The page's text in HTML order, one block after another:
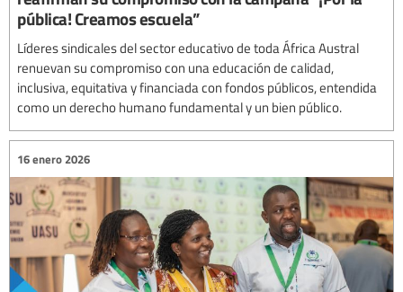
pública! Creamos escuela”
Líderes sindicales del sector educativo de toda África Austral
renuevan su compromiso con una educación de calidad,
inclusiva, equitativa y financiada con fondos públicos, entendida
como un derecho humano fundamental y un bien público.
16 enero 2026